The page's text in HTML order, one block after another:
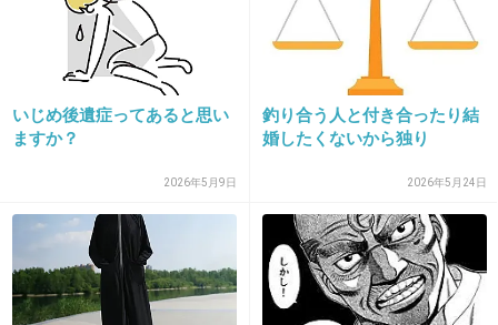
2014/01/05(日) 11:24:38
収入増えました。
2014/01/05(日) 11:25:43
高校時代散々で青春とやらを棒に振った感めっ
いじめ後遺症ってあると思い
ますか？
2026年5月9日
釣り合う人と付き合ったり結
婚したくないから独り
2026年5月24日